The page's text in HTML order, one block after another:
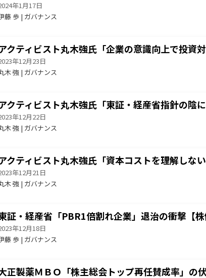
年1月17日
藤 歩 | ガバナンス
クティビスト丸木強氏「企業の意識向上で投資
年12月23日
木 強 | ガバナンス
クティビスト丸木強氏「東証・経産省指針の陰
年12月22日
木 強 | ガバナンス
クティビスト丸木強氏「資本コストを理解しな
年12月21日
木 強 | ガバナンス
証・経産省「PBR1倍割れ企業」退治の衝撃【株
年12月18日
藤 歩 | ガバナンス
正製薬ＭＢＯ「株主総会トップ再任賛成率」の